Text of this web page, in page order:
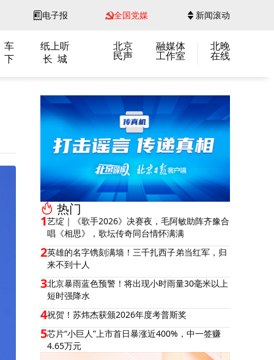
电子报 全国党媒 新闻滚动
车
纸上听
下
长 城
北京
民声
融媒体
工作室
北晚
在线
热门
1艺绽｜《歌手2026》决赛夜，毛阿敏助阵齐豫合
唱《相思》，歌坛传奇同台情怀满满
2英雄的名字镌刻满墙！三千扎西子弟当红军，归
来不到十人
3北京暴雨蓝色预警！将出现小时雨量30毫米以上
短时强降水
4祝贺！苏炜杰获颁2026年度考普斯奖
5芯片“小巨人”上市首日暴涨近400%，中一签赚
4.65万元